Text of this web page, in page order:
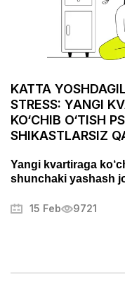
KATTA
STRESS: YANGI
KO‘CHIB O‘TISH
SHIKASTLARSIZ
Yangi kvartiraga
shunchaki yashash
qiladigan muhim
qanday samarali
15 Feb 9721